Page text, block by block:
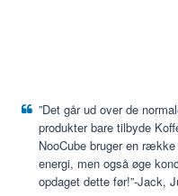
”Det går ud over de
produkter bare tilbyde
NooCube bruger en
energi, men også øge
opdaget dette før!”-Jack,